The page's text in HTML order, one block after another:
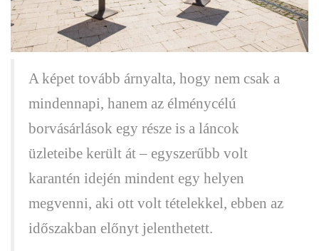
A képet tovább árnyalta, hogy nem csak a
mindennapi, hanem az élménycélú
borvásárlások egy része is a láncok
üzleteibe került át – egyszerűbb volt
karantén idején mindent egy helyen
megvenni, aki ott volt tételekkel, ebben az
időszakban előnyt jelenthetett.